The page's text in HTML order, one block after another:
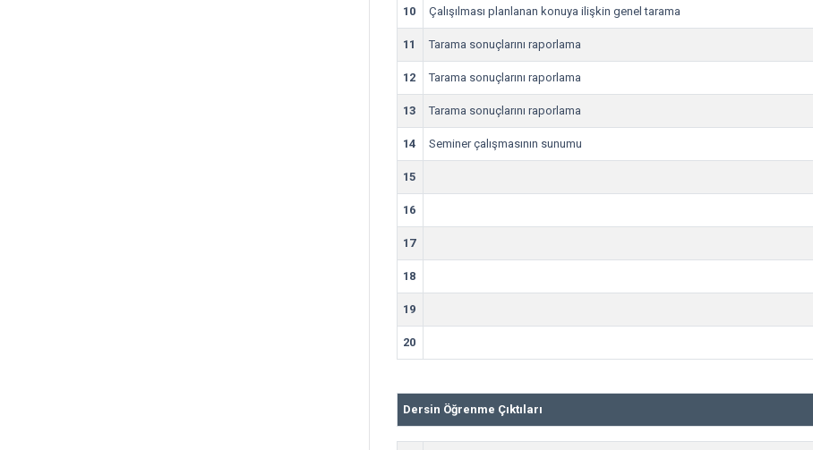
10 Çalışılması planlanan konuya ilişkin genel tarama
11 Tarama sonuçlarını raporlama
12 Tarama sonuçlarını raporlama
13 Tarama sonuçlarını raporlama
14 Seminer çalışmasının sunumu
15
16
17
18
19
20
Dersin Öğrenme Çıktıları